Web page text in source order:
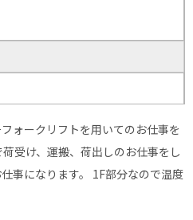
ォークリフトを用いてのお仕事を
受け、運搬、荷出しのお仕事をし
事になります。 1F部分なので温度